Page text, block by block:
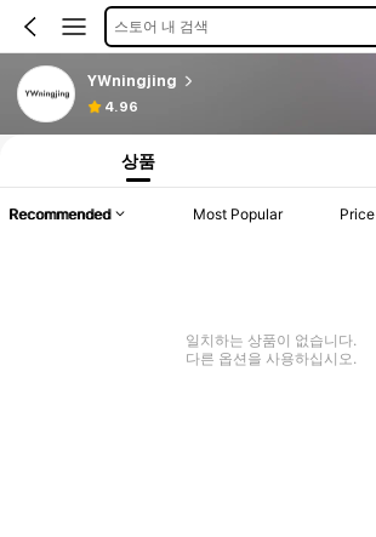
스토어 내 검색
YWningjing
4.96
상품
Recommended Most Popular Price
일치하는 상품이 없습니다.
다른 옵션을 사용하십시오.